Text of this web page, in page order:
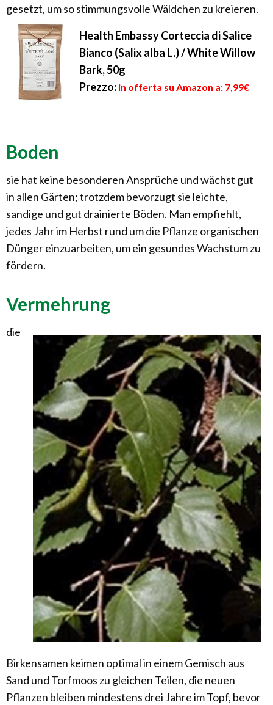
gesetzt, um so stimmungsvolle Wäldchen zu kreieren.
Health Embassy Corteccia di Salice
Bianco (Salix alba L.) / White Willow
Bark, 50g
Prezzo: in offerta su Amazon a: 7,99€
Boden
sie hat keine besonderen Ansprüche und wächst gut
in allen Gärten; trotzdem bevorzugt sie leichte,
sandige und gut drainierte Böden. Man empfiehlt,
jedes Jahr im Herbst rund um die Pflanze organischen
Dünger einzuarbeiten, um ein gesundes Wachstum zu
fördern.
Vermehrung
die
Birkensamen keimen optimal in einem Gemisch aus
Sand und Torfmoos zu gleichen Teilen, die neuen
Pflanzen bleiben mindestens drei Jahre im Topf, bevor